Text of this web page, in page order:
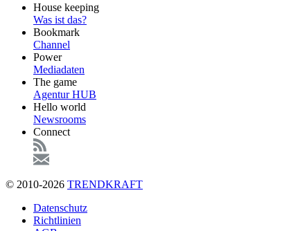
FooterHouse keeping
Was ist das?
Bookmark
Channel
Power
Mediadaten
The game
Agentur HUB
Hello world
Newsrooms
Connect
© 2010-2026 TRENDKRAFT
FußzeileDatenschutz
Richtlinien